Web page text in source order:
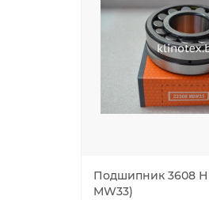
Подшипник 3608 Н
MW33)